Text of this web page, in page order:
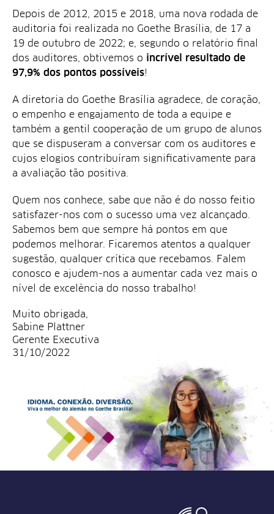
Depois de 2012, 2015 e 2018, uma nova rodada de
auditoria foi realizada no Goethe Brasília, de 17 a
19 de outubro de 2022; e, segundo o relatório final
dos auditores, obtivemos o incrível resultado de
97,9% dos pontos possíveis!
A diretoria do Goethe Brasília agradece, de coração,
o empenho e engajamento de toda a equipe e
também a gentil cooperação de um grupo de alunos
que se dispuseram a conversar com os auditores e
cujos elogios contribuíram significativamente para
a avaliação tão positiva.
Quem nos conhece, sabe que não é do nosso feitio
satisfazer-nos com o sucesso uma vez alcançado.
Sabemos bem que sempre há pontos em que
podemos melhorar. Ficaremos atentos a qualquer
sugestão, qualquer crítica que recebamos. Falem
conosco e ajudem-nos a aumentar cada vez mais o
nível de excelência do nosso trabalho!
Muito obrigada,
Sabine Plattner
Gerente Executiva
31/10/2022